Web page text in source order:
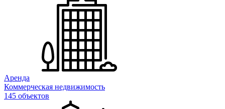
Аренда
Коммерческая недвижимость
145 объектов